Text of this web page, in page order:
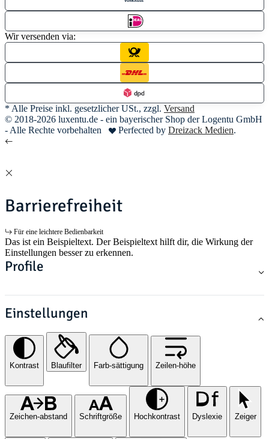
Wir versenden via:
* Alle Preise inkl. gesetzlicher USt., zzgl. Versand
© 2018-2026 luxentu.de - ein bayerischer Shop der Logentu GmbH
- Alle Rechte vorbehalten
Perfected by Dreizack Medien.
Barrierefreiheit
Für eine leichtere Bedienbarkeit
Das ist ein Beispieltext. Der Beispieltext hilft dir, die Wirkung der
Einstellungen besser zu erkennen.
Profile
Einstellungen
Kontrast Blaufilter Farb-sättigung Zeilen-höhe
Zeichen-abstand Schriftgröße Hochkontrast Dyslexie Zeiger